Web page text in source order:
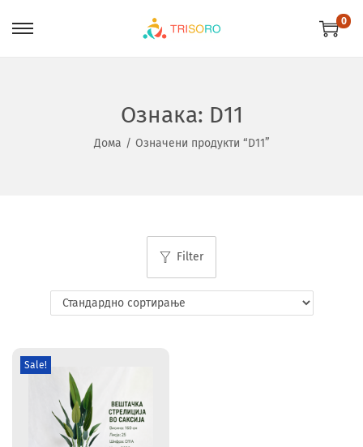
0
Ознака: D11
Дома / Означени продукти “D11”
Filter
Sale!